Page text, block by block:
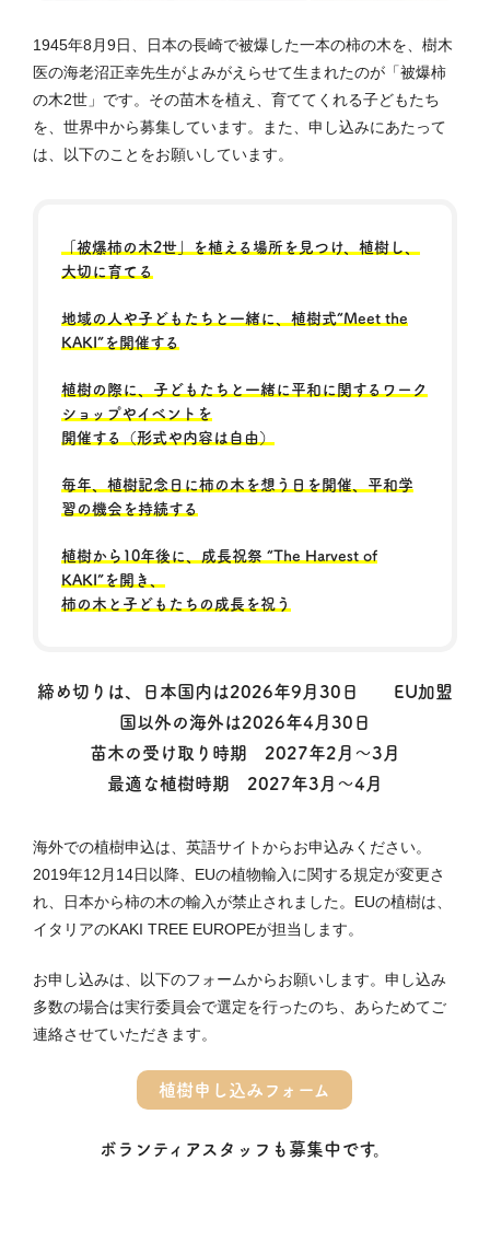
1945年8月9日、日本の長崎で被爆した一本の柿の木を、樹木
医の海老沼正幸先生がよみがえらせて生まれたのが「被爆柿
の木2世」です。その苗木を植え、育ててくれる子どもたち
を、世界中から募集しています。また、申し込みにあたって
は、以下のことをお願いしています。
「被爆柿の木2世」を植える場所を見つけ、植樹し、
大切に育てる
地域の人や子どもたちと一緒に、植樹式“Meet the
KAKI”を開催する
植樹の際に、子どもたちと一緒に平和に関するワーク
ショップやイベントを
開催する（形式や内容は自由）
毎年、植樹記念日に柿の木を想う日を開催、平和学
習の機会を持続する
植樹から10年後に、成長祝祭 “The Harvest of
KAKI”を開き、
柿の木と子どもたちの成長を祝う
締め切りは、日本国内は2026年9月30日 EU加盟
国以外の海外は2026年4月30日
苗木の受け取り時期 2027年2月〜3月
最適な植樹時期 2027年3月〜4月
海外での植樹申込は、英語サイトからお申込みください。
2019年12月14日以降、EUの植物輸入に関する規定が変更さ
れ、日本から柿の木の輸入が禁止されました。EUの植樹は、
イタリアのKAKI TREE EUROPEが担当します。
お申し込みは、以下のフォームからお願いします。申し込み
多数の場合は実行委員会で選定を行ったのち、あらためてご
連絡させていただきます。
植樹申し込みフォーム
ボランティアスタッフも募集中です。